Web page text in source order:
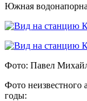
Южная
Фото: Павел
Фото неизвестного
годы: